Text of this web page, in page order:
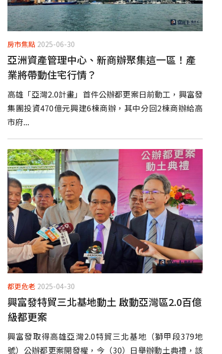
房市焦點 2025-06-30
亞洲資產管理中心、新商辦聚集這一區！產
業將帶動住宅行情？
高雄「亞灣2.0計畫」首件公辦都更案日前動工，興富發
集團投資470億元興建6棟商辦，其中分回2棟商辦給高
市府...
都更危老 2025-04-30
興富發特貿三北基地動土 啟動亞灣區2.0百億
級都更案
興富發取得高雄亞灣2.0特貿三北基地（獅甲段379地
號）公辦都更案開發權，今（30）日舉辦動土典禮，該